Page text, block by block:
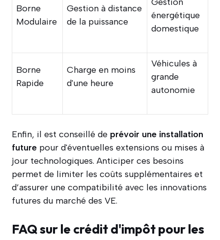
Borne
Modulaire
Gestion à distance
de la puissance
énergétique
domestique
Borne
Rapide
Charge en moins
d'une heure
Véhicules à
grande
autonomie
Enfin, il est conseillé de prévoir une installation
future pour d'éventuelles extensions ou mises à
jour technologiques. Anticiper ces besoins
permet de limiter les coûts supplémentaires et
d’assurer une compatibilité avec les innovations
futures du marché des VE.
FAQ sur le crédit d'impôt pour les